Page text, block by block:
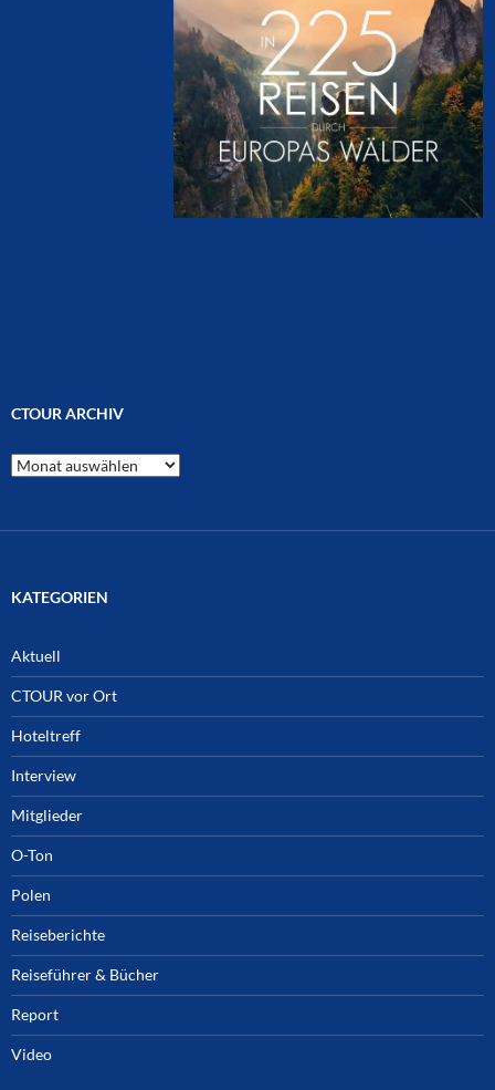
CTOUR ARCHIV
CTOUR
Archiv
KATEGORIEN
Aktuell
CTOUR vor Ort
Hoteltreff
Interview
Mitglieder
O-Ton
Polen
Reiseberichte
Reiseführer & Bücher
Report
Video